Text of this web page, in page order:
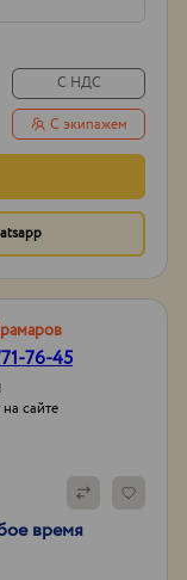
И другое...
нал/без нал с ндс и
без
20лет
С НДС
С экипажем
76-45
сайте
время